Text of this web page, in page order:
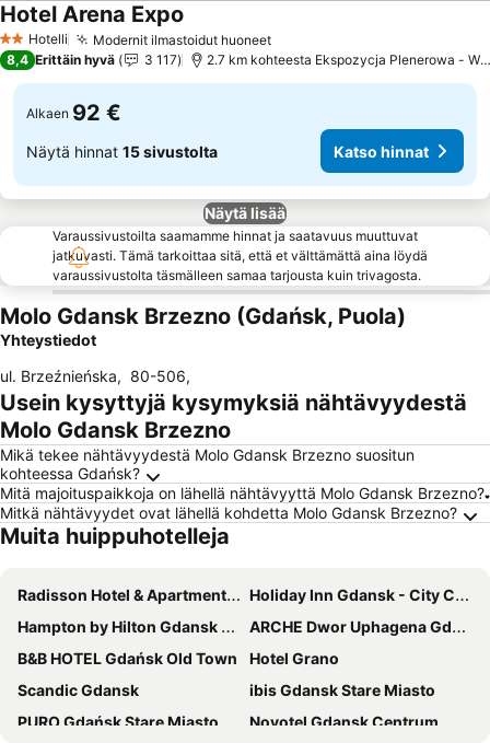
2 Tähtiluokitus
Hotelli Modernit ilmastoidut huoneetKatso hinnat
Hotel Arena Expo
8,4 Erittäin hyvä 3 117 2.7 km kohteesta Ekspozycja Plenerowa -
Alkaen 92 €
Näytä hinnat 15 sivustolta Katso hinnat
Näytä lisää
Varaussivustoilta saamamme hinnat ja saatavuus muuttuvat
jatkuvasti. Tämä tarkoittaa sitä, että et välttämättä aina löydä
varaussivustolta täsmälleen samaa tarjousta kuin trivagosta.
Molo Gdansk Brzezno (Gdańsk, Puola)
Yhteystiedot
ul. Brzeźnieńska, 80-506,
Usein kysyttyjä kysymyksiä nähtävyydestä
Molo Gdansk Brzezno
Mikä tekee nähtävyydestä Molo Gdansk Brzezno suositun
kohteessa Gdańsk?
Mitä majoituspaikkoja on lähellä nähtävyyttä Molo Gdansk Brzezno?
Mitkä nähtävyydet ovat lähellä kohdetta Molo Gdansk Brzezno?
Muita huippuhotelleja
Radisson Hotel & Apartments Gdansk
Holiday Inn Gdansk - City Centre By Ihg
Hampton by Hilton Gdansk Old Town
ARCHE Dwor Uphagena Gdansk
B&B HOTEL Gdańsk Old Town
Hotel Grano
Scandic Gdansk
ibis Gdansk Stare Miasto
PURO Gdańsk Stare Miasto
Novotel Gdansk Centrum